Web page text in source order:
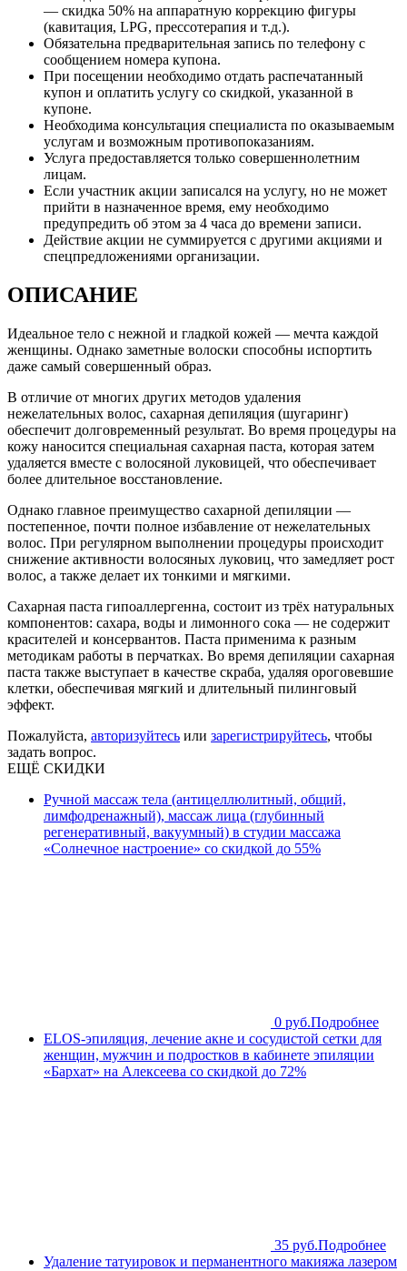
— скидка 50% на аппаратную коррекцию фигуры
(кавитация, LPG, прессотерапия и т.д.).
Обязательна предварительная запись по телефону с
сообщением номера купона.
При посещении необходимо отдать распечатанный
купон и оплатить услугу со скидкой, указанной в
купоне.
Необходима консультация специалиста по оказываемым
услугам и возможным противопоказаниям.
Услуга предоставляется только совершеннолетним
лицам.
Если участник акции записался на услугу, но не может
прийти в назначенное время, ему необходимо
предупредить об этом за 4 часа до времени записи.
Действие акции не суммируется с другими акциями и
спецпредложениями организации.
ОПИСАНИЕ
Идеальное тело с нежной и гладкой кожей — мечта каждой
женщины. Однако заметные волоски способны испортить
даже самый совершенный образ.
В отличие от многих других методов удаления
нежелательных волос, сахарная депиляция (шугаринг)
обеспечит долговременный результат. Во время процедуры на
кожу наносится специальная сахарная паста, которая затем
удаляется вместе с волосяной луковицей, что обеспечивает
более длительное восстановление.
Однако главное преимущество сахарной депиляции —
постепенное, почти полное избавление от нежелательных
волос. При регулярном выполнении процедуры происходит
снижение активности волосяных луковиц, что замедляет рост
волос, а также делает их тонкими и мягкими.
Сахарная паста гипоаллергенна, состоит из трёх натуральных
компонентов: сахара, воды и лимонного сока — не содержит
красителей и консервантов. Паста применима к разным
методикам работы в перчатках. Во время депиляции сахарная
паста также выступает в качестве скраба, удаляя ороговевшие
клетки, обеспечивая мягкий и длительный пилинговый
эффект.
Пожалуйста, авторизуйтесь или зарегистрируйтесь, чтобы
задать вопрос.
ЕЩЁ СКИДКИ
Ручной массаж тела (антицеллюлитный, общий,
лимфодренажный), массаж лица (глубинный
регенеративный, вакуумный) в студии массажа
«Солнечное настроение» со скидкой до 55%
0 руб.Подробнее
ELOS-эпиляция, лечение акне и сосудистой сетки для
женщин, мужчин и подростков в кабинете эпиляции
«Бархат» на Алексеева со скидкой до 72%
35 руб.Подробнее
Удаление татуировок и перманентного макияжа лазером